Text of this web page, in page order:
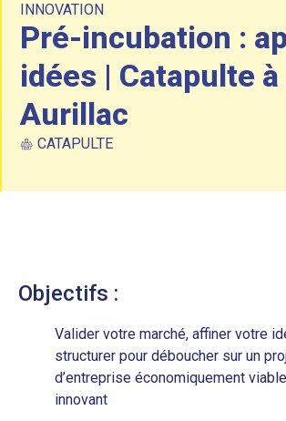
INNOVATION
Pré-incubation :
idées | Catapulte à
Aurillac
CATAPULTE
Objectifs :
Valider votre marché, affiner votre
structurer pour déboucher sur un
d’entreprise économiquement
innovant